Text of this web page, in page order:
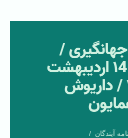
/
آیندگان ۱4 اردیبهشت
۱۳۴۸ / داریوش
آیندگان